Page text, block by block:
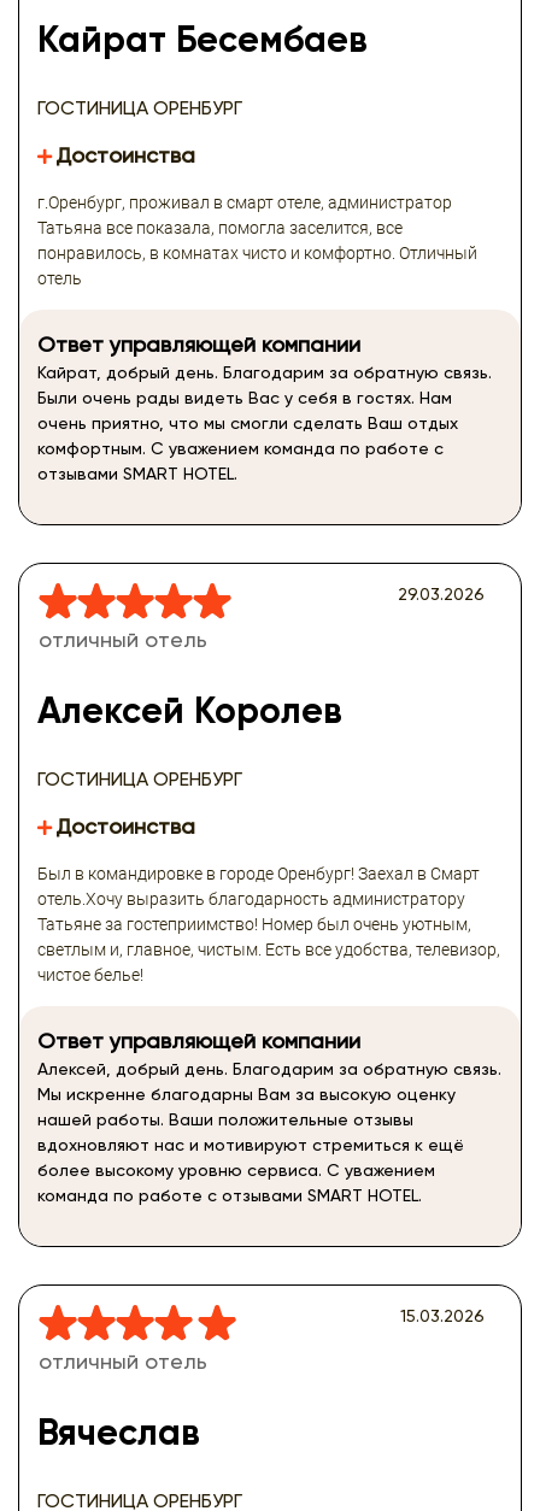
Кайрат Бесембаев
ГОСТИНИЦА ОРЕНБУРГ
Достоинства
г.Оренбург, проживал в смарт отеле, администратор
Татьяна все показала, помогла заселится, все
понравилось, в комнатах чисто и комфортно. Отличный
отель
Ответ управляющей компании
Кайрат, добрый день. Благодарим за обратную связь.
Были очень рады видеть Вас у себя в гостях. Нам
очень приятно, что мы смогли сделать Ваш отдых
комфортным. С уважением команда по работе с
отзывами SMART HOTEL.
отличный отель
Алексей Королев
ГОСТИНИЦА ОРЕНБУРГ
29.03.2026
Достоинства
Был в командировке в городе Оренбург! Заехал в Смарт
отель.Хочу выразить благодарность администратору
Татьяне за гостеприимство! Номер был очень уютным,
светлым и, главное, чистым. Есть все удобства, телевизор,
чистое белье!
Ответ управляющей компании
Алексей, добрый день. Благодарим за обратную связь.
Мы искренне благодарны Вам за высокую оценку
нашей работы. Ваши положительные отзывы
вдохновляют нас и мотивируют стремиться к ещё
более высокому уровню сервиса. С уважением
команда по работе с отзывами SMART HOTEL.
отличный отель
Вячеслав
ГОСТИНИЦА ОРЕНБУРГ
15.03.2026